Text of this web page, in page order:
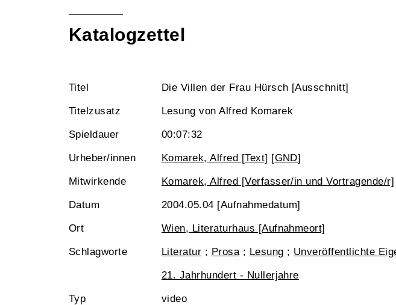
Katalogzettel
Titel Die Villen der Frau Hürsch [Ausschnitt]
Titelzusatz Lesung von Alfred Komarek
Spieldauer 00:07:32
Urheber/innen Komarek, Alfred [Text] [GND]
Mitwirkende Komarek, Alfred [Verfasser/in und Vortragende/r]
Datum 2004.05.04 [Aufnahmedatum]
Ort Wien, Literaturhaus [Aufnahmeort]
Schlagworte Literatur ; Prosa; Lesung ; Unveröffentlichte
21. Jahrhundert - Nullerjahre
Typ video